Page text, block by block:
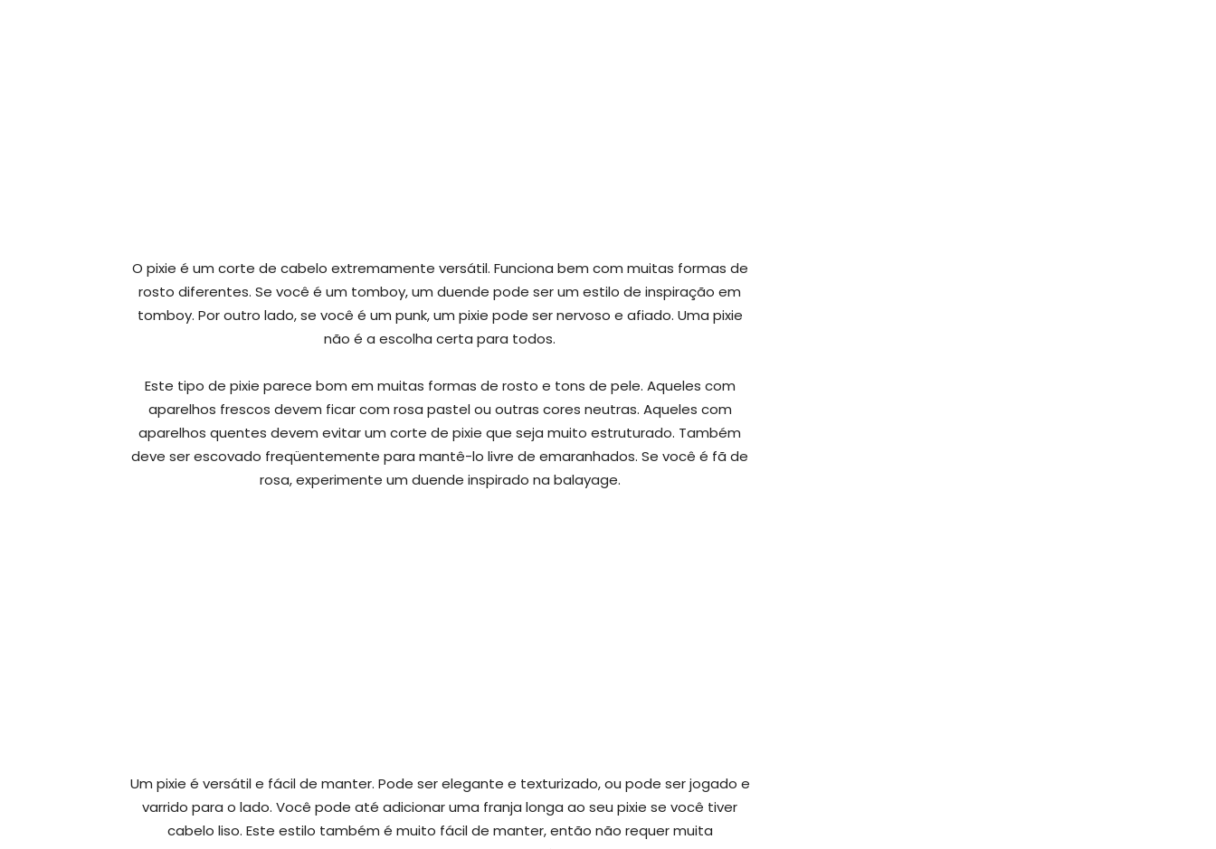
O pixie é um corte de cabelo extremamente versátil. Funciona bem com muitas formas de
rosto diferentes. Se você é um tomboy, um duende pode ser um estilo de inspiração em
tomboy. Por outro lado, se você é um punk, um pixie pode ser nervoso e afiado. Uma pixie
não é a escolha certa para todos.
Este tipo de pixie parece bom em muitas formas de rosto e tons de pele. Aqueles com
aparelhos frescos devem ficar com rosa pastel ou outras cores neutras. Aqueles com
aparelhos quentes devem evitar um corte de pixie que seja muito estruturado. Também
deve ser escovado freqüentemente para mantê-lo livre de emaranhados. Se você é fã de
rosa, experimente um duende inspirado na balayage.
Um pixie é versátil e fácil de manter. Pode ser elegante e texturizado, ou pode ser jogado e
varrido para o lado. Você pode até adicionar uma franja longa ao seu pixie se você tiver
cabelo liso. Este estilo também é muito fácil de manter, então não requer muita